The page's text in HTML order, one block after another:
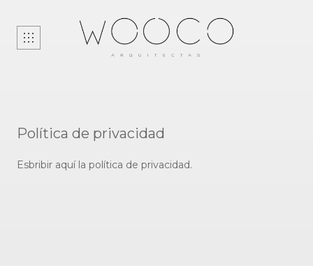
NOSOTRAS
CONTACTO
Política de privacidad
Esbribir aquí la política de privacidad.